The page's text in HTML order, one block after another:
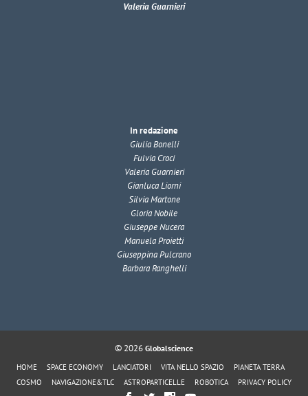
Valeria Guarnieri
In redazione
Giulia Bonelli
Fulvia Croci
Valeria Guarnieri
Gianluca Liorni
Silvia Martone
Gloria Nobile
Giuseppe Nucera
Manuela Proietti
Giuseppina Pulcrano
Barbara Ranghelli
© 2026 Globalscience
HOME SPACE ECONOMY LANCIATORI VITA NELLO SPAZIO
PIANETA TERRA
COSMO
NAVIGAZIONE&TLC ASTROPARTICELLE ROBOTICA PRIVACY POLICY